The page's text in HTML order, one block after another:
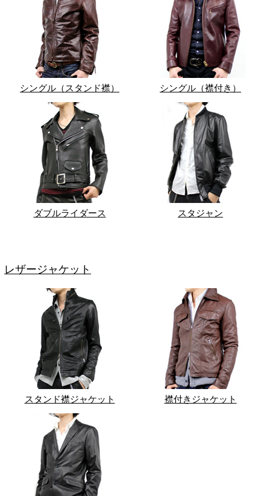
シングル（スタンド襟） シングル（襟付き）
ダブルライダース スタジャン
レザージャケット
スタンド襟ジャケット 襟付きジャケット